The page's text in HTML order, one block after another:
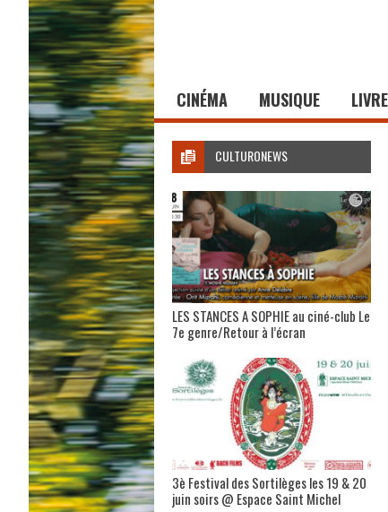
CINÉMA MUSIQUE
CULTURONEWS
LES STANCES A SOPHIE au ciné-club Le
7e genre/Retour à l’écran
3è Festival des Sortilèges les 19 & 20
juin soirs @ Espace Saint Michel